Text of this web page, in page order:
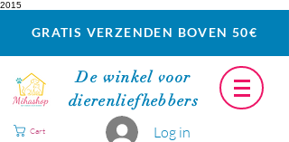
2015
GRATIS VERZENDEN BOVEN 50€
De winkel voor
dierenliefhebbers
Log in
Cart